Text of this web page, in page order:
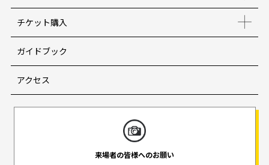
チケット購入
ガイドブック
アクセス
来場者の皆様へのお願い